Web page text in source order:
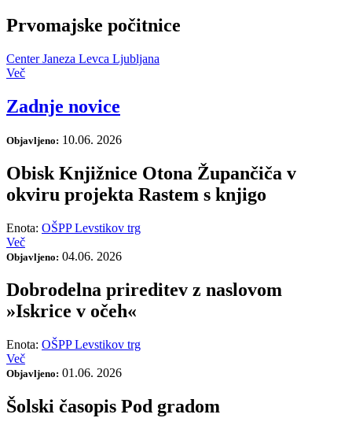
Prvomajske počitnice
Center Janeza Levca Ljubljana
Več
Zadnje novice
Objavljeno: 10.06. 2026
Obisk Knjižnice Otona Župančiča v
okviru projekta Rastem s knjigo
Enota: OŠPP Levstikov trg
Več
Objavljeno: 04.06. 2026
Dobrodelna prireditev z naslovom
»Iskrice v očeh«
Enota: OŠPP Levstikov trg
Več
Objavljeno: 01.06. 2026
Šolski časopis Pod gradom